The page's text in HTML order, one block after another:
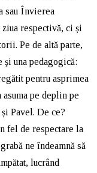
sau Învierea
respectivă, ci și
Pe de altă parte,
una pedagogică:
pentru asprimea
pe deplin pe
Pavel. De ce?
fel de respectare la
ne îndeamnă să
lucrând